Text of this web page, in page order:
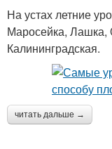
На устах летние
Маросейка, Лашка,
Калининградская.
читать дальше →